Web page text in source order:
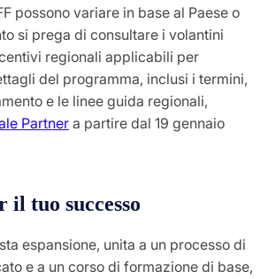
possono variare in base al Paese o
si prega di consultare i volantini
regionali applicabili per
del programma, inclusi i termini,
e le linee guida regionali,
Partner a partire dal 19 gennaio
il tuo successo
espansione, unita a un processo di
e a un corso di formazione di base,